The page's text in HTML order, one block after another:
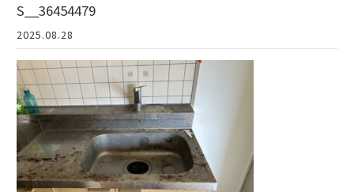
S__36454479
2025.08.28